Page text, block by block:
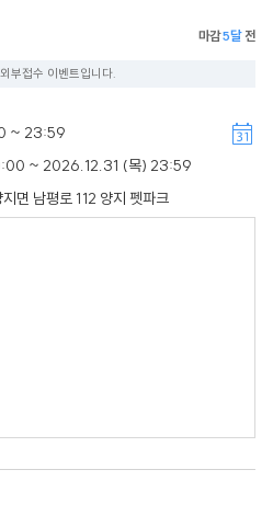
5달
부접수 이벤트입니다.
~ 23:59
~ 2026.12.31 (목) 23:59
면 남평로 112 양지 펫파크